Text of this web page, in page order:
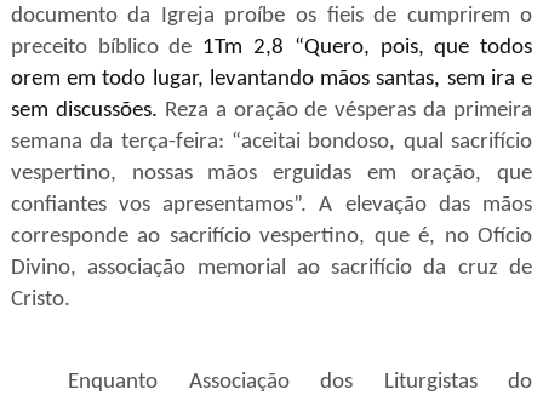
documento da Igreja proíbe os fieis de cumprirem o
preceito bíblico de 1Tm 2,8 “Quero, pois, que todos
orem em todo lugar, levantando mãos santas, sem ira e
sem discussões. Reza a oração de vésperas da primeira
semana da terça-feira: “aceitai bondoso, qual sacrifício
vespertino, nossas mãos erguidas em oração, que
confiantes vos apresentamos”. A elevação das mãos
corresponde ao sacrifício vespertino, que é, no Ofício
Divino, associação memorial ao sacrifício da cruz de
Cristo.
Enquanto Associação dos Liturgistas do